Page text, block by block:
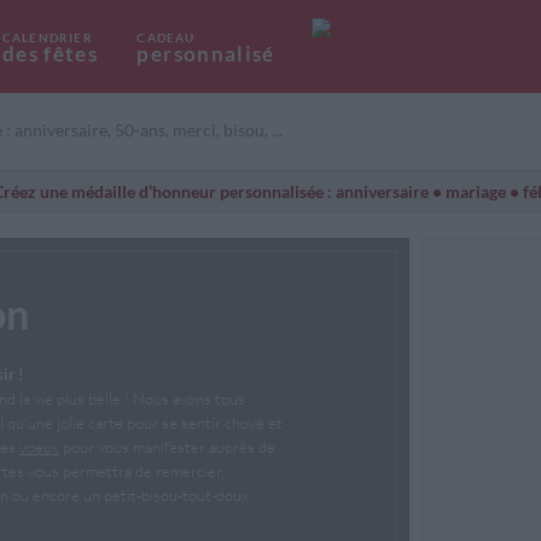
CALENDRIER
des fêtes
CADEAU
personnalisé
ÉTÉ ANNIVERSAIRES
Idée cadeau homme
une médaille d’honneur personnalisée : anniversaire • mariage •